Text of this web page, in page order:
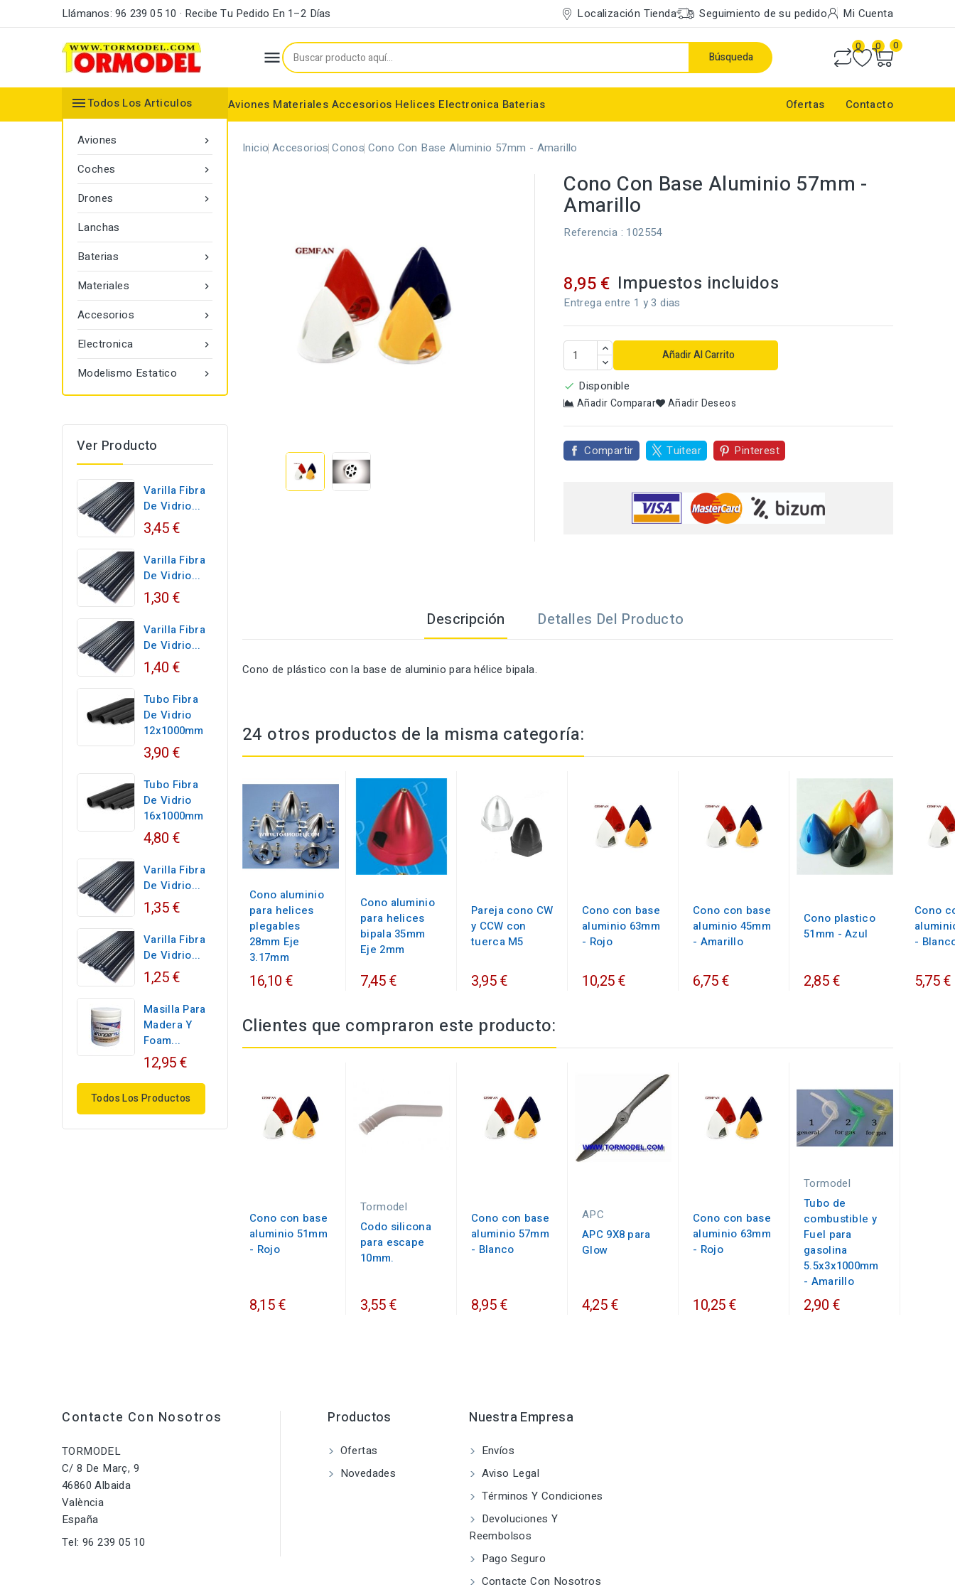
Llámanos: 96 239 05 10 · Recibe Tu Pedido En 1–2 Días Localización Tienda Seguimiento de su pedido Mi Cuenta
 Búsqueda
0 0 0
Aviones Materiales Accesorios Helices Electronica Baterias Ofertas Contacto
Todos Los Articulos

Aviones

Coches

Drones
Lanchas

Baterias

Materiales

Accesorios

Electronica

Modelismo Estatico
Ver Producto
Varilla Fibra
De Vidrio...
3,45 €
Varilla Fibra
De Vidrio...
1,30 €
Varilla Fibra
De Vidrio...
1,40 €
Tubo Fibra
De Vidrio
12x1000mm
3,90 €
Tubo Fibra
De Vidrio
16x1000mm
4,80 €
Varilla Fibra
De Vidrio...
1,35 €
Varilla Fibra
De Vidrio...
1,25 €
Masilla Para
Madera Y
Foam...
12,95 €
Todos Los Productos
Inicio Accesorios Conos Cono Con Base Aluminio 57mm - Amarillo
Cono Con Base Aluminio 57mm -
Amarillo
Referencia : 102554
8,95 € Impuestos incluidos
Entrega entre 1 y 3 dias
Añadir Al Carrito
 Disponible
Añadir Comparar Añadir Deseos
Compartir Tuitear Pinterest
Descripción Detalles Del Producto
Cono de plástico con la base de aluminio para hélice bipala.
24 otros productos de la misma categoría:
Cono aluminio
para helices
plegables
28mm Eje
3.17mm
16,10 €
Cono aluminio
para helices
bipala 35mm
Eje 2mm
7,45 €
Pareja cono CW
y CCW con
tuerca M5
3,95 €
Cono con base
aluminio 63mm
- Rojo
10,25 €
Cono con base
aluminio 45mm
- Amarillo
6,75 €
Cono plastico
51mm - Azul
2,85 €
Cono
-
5,75 €
Clientes que compraron este producto:
Cono con base
aluminio 51mm
- Rojo
8,15 €
Tormodel
Codo silicona
para escape
10mm.
3,55 €
Cono con base
aluminio 57mm
- Blanco
8,95 €
APC
APC 9X8 para
Glow
4,25 €
Cono con base
aluminio 63mm
- Rojo
10,25 €
Tormodel
Tubo de
combustible y
Fuel para
gasolina
5.5x3x1000mm
- Amarillo
2,90 €
Contacte Con Nosotros
TORMODEL
C/ 8 De Març, 9
46860 Albaida
València
España
Tel: 96 239 05 10
Productos
Ofertas
Novedades
Nuestra Empresa
Envíos
Aviso Legal
Términos Y Condiciones
Devoluciones Y
Reembolsos
Pago Seguro
Contacte Con Nosotros